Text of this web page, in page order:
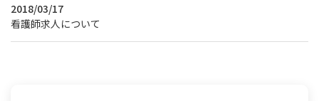
2018/03/17
看護師求人について